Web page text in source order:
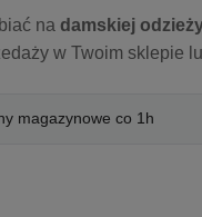
na damskiej
w Twoim sklepie
magazynowe co 1h